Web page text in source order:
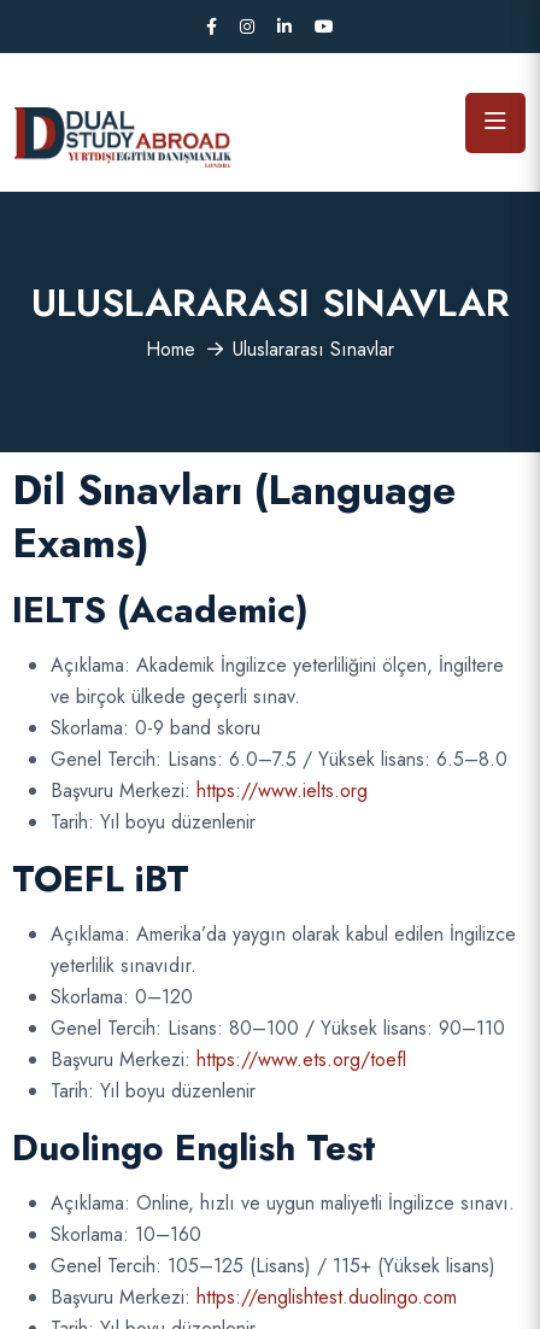
ULUSLARARASI SINAVLAR
Home Uluslararası Sınavlar
Dil Sınavları (Language
Exams)
IELTS (Academic)
Açıklama: Akademik İngilizce yeterliliğini ölçen, İngiltere
ve birçok ülkede geçerli sınav.
Skorlama: 0-9 band skoru
Genel Tercih: Lisans: 6.0–7.5 / Yüksek lisans: 6.5–8.0
Başvuru Merkezi: https://www.ielts.org
Tarih: Yıl boyu düzenlenir
TOEFL iBT
Açıklama: Amerika’da yaygın olarak kabul edilen İngilizce
yeterlilik sınavıdır.
Skorlama: 0–120
Genel Tercih: Lisans: 80–100 / Yüksek lisans: 90–110
Başvuru Merkezi: https://www.ets.org/toefl
Tarih: Yıl boyu düzenlenir
Duolingo English Test
Açıklama: Online, hızlı ve uygun maliyetli İngilizce sınavı.
Skorlama: 10–160
Genel Tercih: 105–125 (Lisans) / 115+ (Yüksek lisans)
Başvuru Merkezi: https://englishtest.duolingo.com